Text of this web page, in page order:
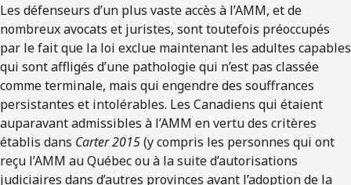
Les défenseurs d’un plus vaste accès à l’AMM, et de
nombreux avocats et juristes, sont toutefois préoccupés
par le fait que la loi exclue maintenant les adultes capables
qui sont affligés d’une pathologie qui n’est pas classée
comme terminale, mais qui engendre des souffrances
persistantes et intolérables. Les Canadiens qui étaient
auparavant admissibles à l’AMM en vertu des critères
établis dans Carter 2015(y compris les personnes qui ont
reçu l’AMM au Québec ou à la suite d’autorisations
judiciaires dans d’autres provinces avant l’adoption de la